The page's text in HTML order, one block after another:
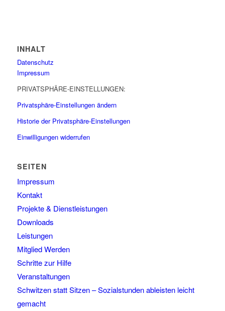
INHALT
Datenschutz
Impressum
PRIVATSPHÄRE-EINSTELLUNGEN:
Privatsphäre-Einstellungen ändern
Historie der Privatsphäre-Einstellungen
Einwilligungen widerrufen
SEITEN
Impressum
Kontakt
Projekte & Dienstleistungen
Downloads
Leistungen
Mitglied Werden
Schritte zur Hilfe
Veranstaltungen
Schwitzen statt Sitzen – Sozialstunden ableisten leicht
gemacht